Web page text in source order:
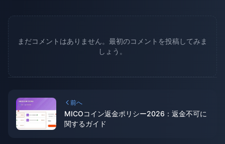
まだコメントはありません。最初のコメントを投稿してみま
しょう。
前へ
MICOコイン返金ポリシー2026：返金不可に
関するガイド